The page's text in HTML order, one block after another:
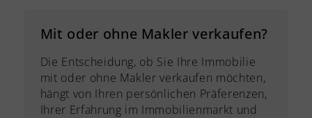
Mit oder ohne Makler verkaufen?
Die Entscheidung, ob Sie Ihre Immobilie
mit oder ohne Makler verkaufen möchten,
hängt von Ihren persönlichen Präferenzen,
Ihrer Erfahrung im Immobilienmarkt und